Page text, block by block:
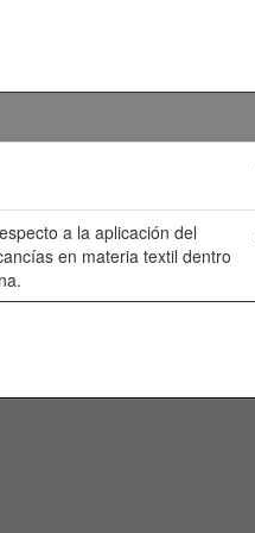
a la aplicación del
en materia textil dentro